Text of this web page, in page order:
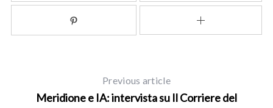
Previous article
Meridione e IA: intervista su Il Corriere del
: